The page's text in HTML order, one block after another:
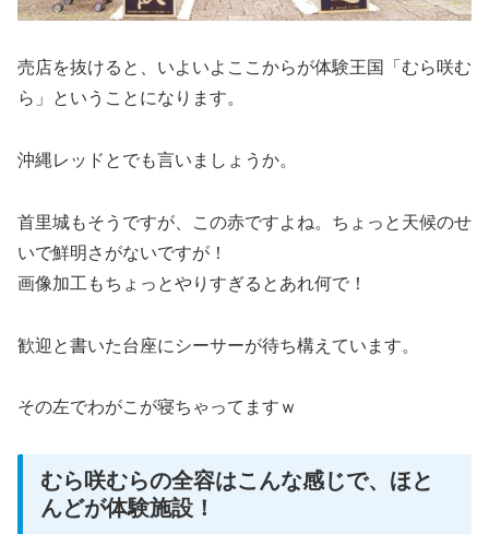
売店を抜けると、いよいよここからが体験王国「むら咲む
ら」ということになります。
沖縄レッドとでも言いましょうか。
首里城もそうですが、この赤ですよね。ちょっと天候のせ
いで鮮明さがないですが！
画像加工もちょっとやりすぎるとあれ何で！
歓迎と書いた台座にシーサーが待ち構えています。
その左でわがこが寝ちゃってますｗ
むら咲むらの全容はこんな感じで、ほと
んどが体験施設！